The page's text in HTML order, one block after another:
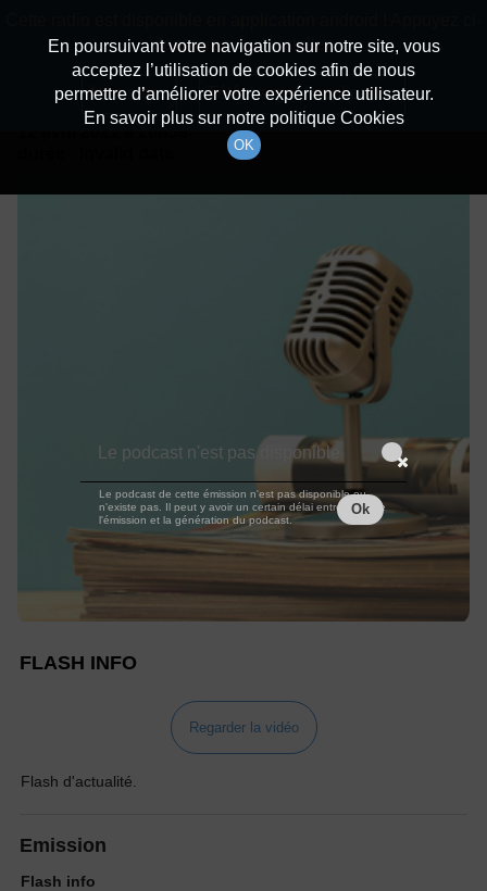
Détails De L'épisode
à 20h59
FLASH INFO
Regarder la vidéo
Flash d'actualité.
Emission
Flash info
En poursuivant votre navigation sur notre site, vous
acceptez l’utilisation de cookies afin de nous
permettre d’améliorer votre expérience utilisateur.
En savoir plus sur notre politique Cookies
OK
dessous pour l'installer.
Non merci Télécharger l'application
Le podcast n'est pas disponible
Le podcast de cette émission n'est pas disponible ou
n'existe pas. Il peut y avoir un certain délai entre la fin de
l'émission et la génération du podcast.
Ok